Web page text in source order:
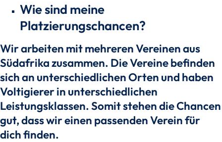
Wie sind meine
Platzierungschancen?
Wir arbeiten mit mehreren Vereinen aus
Südafrika zusammen. Die Vereine befinden
sich an unterschiedlichen Orten und haben
Voltigierer in unterschiedlichen
Leistungsklassen. Somit stehen die Chancen
gut, dass wir einen passenden Verein für
dich finden.